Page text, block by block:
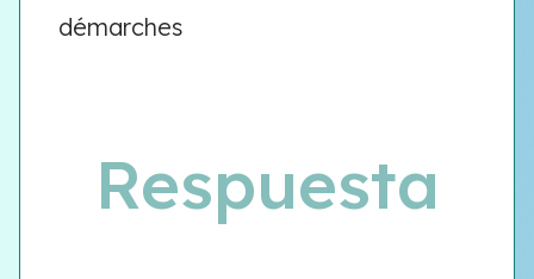
démarches
Respuesta